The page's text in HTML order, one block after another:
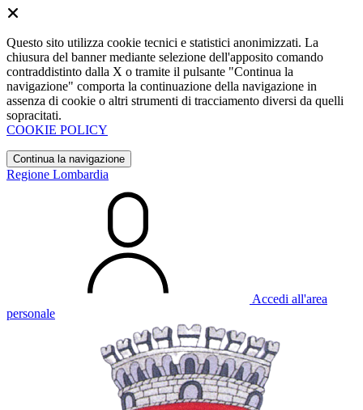
Questo sito utilizza cookie tecnici e statistici anonimizzati. La
chiusura del banner mediante selezione dell'apposito comando
contraddistinto dalla X o tramite il pulsante "Continua la
navigazione" comporta la continuazione della navigazione in
assenza di cookie o altri strumenti di tracciamento diversi da quelli
sopracitati.
COOKIE POLICY
Continua la navigazione
Regione Lombardia
Accedi all'area
personale